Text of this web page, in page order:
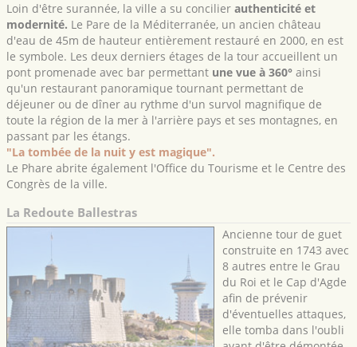
Loin d'être surannée, la ville a su concilier authenticité et
modernité. Le Pare de la Méditerranée, un ancien château
d'eau de 45m de hauteur entièrement restauré en 2000, en est
le symbole. Les deux derniers étages de la tour accueillent un
pont promenade avec bar permettant une vue à 360° ainsi
qu'un restaurant panoramique tournant permettant de
déjeuner ou de dîner au rythme d'un survol magnifique de
toute la région de la mer à l'arrière pays et ses montagnes, en
passant par les étangs.
"La tombée de la nuit y est magique".
Le Phare abrite également l'Office du Tourisme et le Centre des
Congrès de la ville.
La Redoute Ballestras
Ancienne tour de guet
construite en 1743 avec
8 autres entre le Grau
du Roi et le Cap d'Agde
afin de prévenir
d'éventuelles attaques,
elle tomba dans l'oubli